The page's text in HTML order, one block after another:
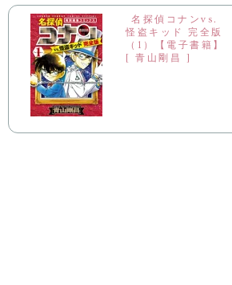
名探偵コナンvs.
怪盗キッド 完全版
（1）【電子書籍】
[ 青山剛昌 ]